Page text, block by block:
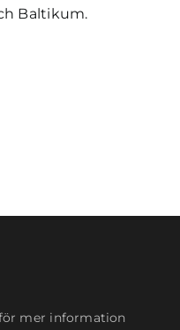
Baltikum.
mer information